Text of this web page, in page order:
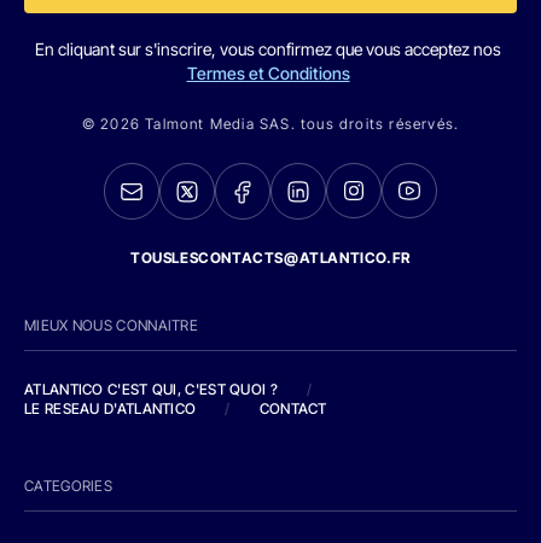
En cliquant sur s'inscrire, vous confirmez que vous acceptez nos
Termes et Conditions
© 2026 Talmont Media SAS. tous droits réservés.
TOUSLESCONTACTS@ATLANTICO.FR
MIEUX NOUS CONNAITRE
ATLANTICO C'EST QUI, C'EST QUOI ?
/
LE RESEAU D'ATLANTICO
/ CONTACT
CATEGORIES